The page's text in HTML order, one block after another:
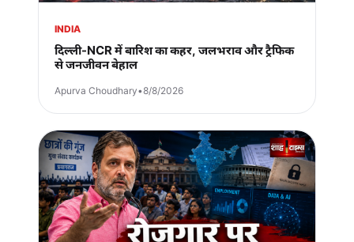
INDIA
दिल्ली-NCR में बारिश का कहर, जलभराव और ट्रैफिक
से जनजीवन बेहाल
Apurva Choudhary•8/8/2026